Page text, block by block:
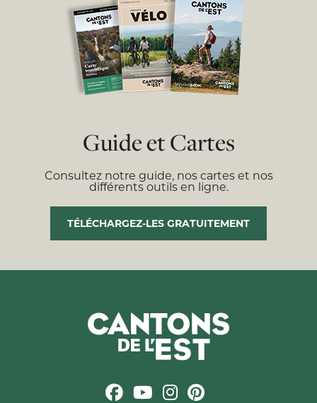
Guide et Cartes
Consultez notre guide, nos cartes et nos
différents outils en ligne.
TÉLÉCHARGEZ-LES GRATUITEMENT